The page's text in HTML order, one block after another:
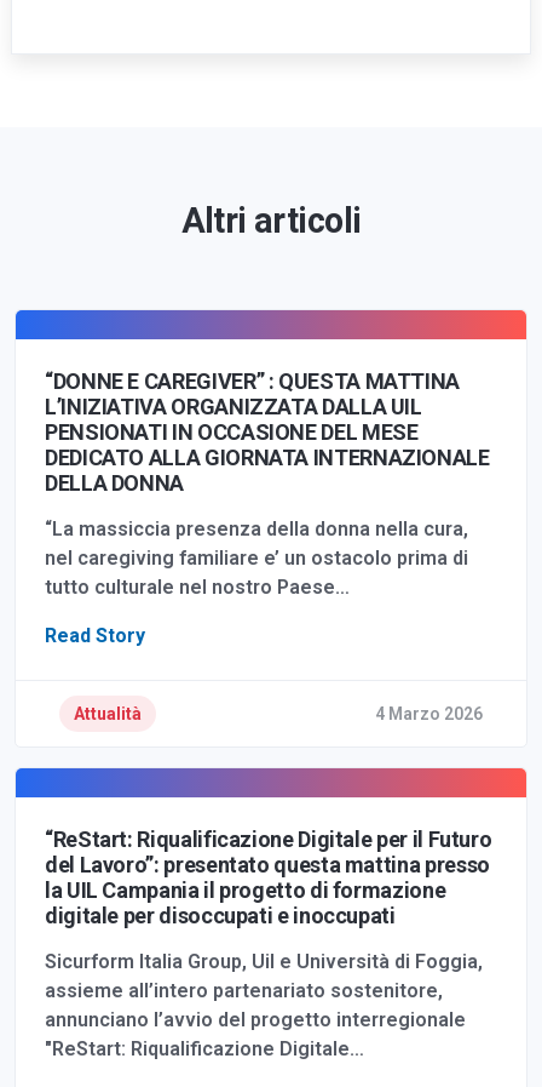
Altri articoli
“DONNE E CAREGIVER” : QUESTA MATTINA
L’INIZIATIVA ORGANIZZATA DALLA UIL
PENSIONATI IN OCCASIONE DEL MESE
DEDICATO ALLA GIORNATA INTERNAZIONALE
DELLA DONNA
“La massiccia presenza della donna nella cura,
nel caregiving familiare e’ un ostacolo prima di
tutto culturale nel nostro Paese…
Read Story
Attualità 4 Marzo 2026
“ReStart: Riqualificazione Digitale per il Futuro
del Lavoro”: presentato questa mattina presso
la UIL Campania il progetto di formazione
digitale per disoccupati e inoccupati
Sicurform Italia Group, Uil e Università di Foggia,
assieme all’intero partenariato sostenitore,
annunciano l’avvio del progetto interregionale
"ReStart: Riqualificazione Digitale…